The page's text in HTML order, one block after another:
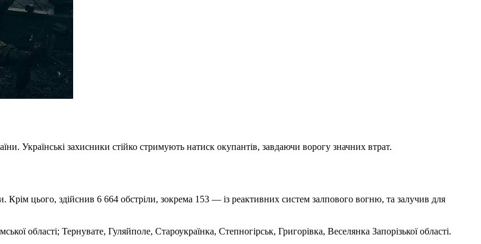
Українські захисники стійко стримують натиск окупантів, завдаючи ворогу значних втрат.
Крім цього, здійснив 6 664 обстріли, зокрема 153 — із реактивних систем залпового вогню, та залучив для
області; Тернувате, Гуляйполе, Староукраїнка, Степногірськ, Григорівка, Веселянка Запорізької області.